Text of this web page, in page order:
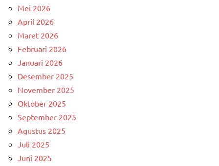
Mei 2026
April 2026
Maret 2026
Februari 2026
Januari 2026
Desember 2025
November 2025
Oktober 2025
September 2025
Agustus 2025
Juli 2025
Juni 2025